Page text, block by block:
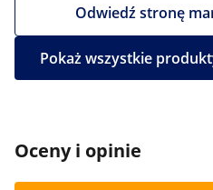
Odwiedź stronę
Pokaż wszystkie
Oceny i opinie